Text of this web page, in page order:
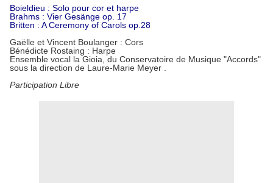
Boieldieu : Solo pour cor et harpe
Brahms : Vier Gesänge op. 17
Britten : A Ceremony of Carols op.28
Gaëlle et Vincent Boulanger : Cors
Bénédicte Rostaing : Harpe
Ensemble vocal la Gioia, du Conservatoire de Musique "Accords"
sous la direction de Laure-Marie Meyer .
Participation Libre